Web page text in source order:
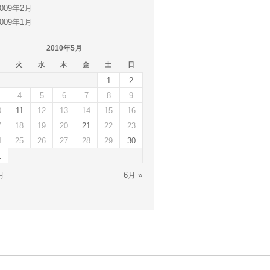
年2月
年1月
2010年5月
火 水 木 金 土 日
6月 »
1
2
4 5 6 7 8
9
11 12 13 14 15
16
18 19 20 21 22
23
25 26 27 28 29
30